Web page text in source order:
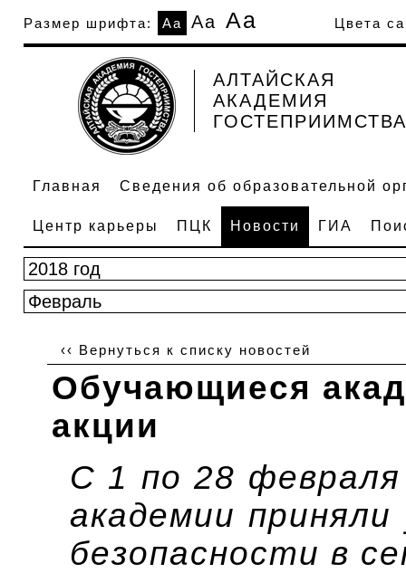
Размер шрифта: Аа Аа Аа Цвета
АЛТАЙСКАЯ
АКАДЕМИЯ
ГОСТЕПРИИМСТВА
Главная Сведения об образовательной
Центр карьеры ПЦК Новости ГИА
‹‹ Вернуться к списку новостей
Обучающиеся
акции
С 1 по 28
академии
безопасности в